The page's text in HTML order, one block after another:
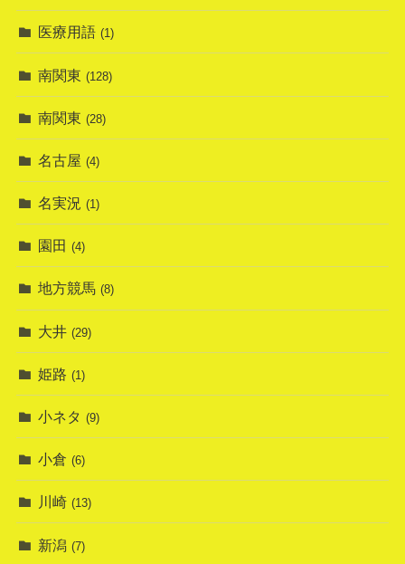
医療用語 (1)
南関東 (128)
南関東 (28)
名古屋 (4)
名実況 (1)
園田 (4)
地方競馬 (8)
大井 (29)
姫路 (1)
小ネタ (9)
小倉 (6)
川崎 (13)
新潟 (7)